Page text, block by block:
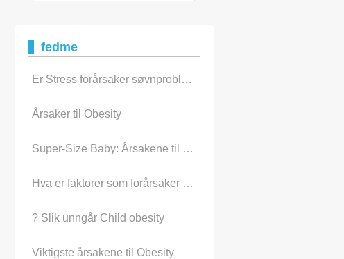
fedme
Er Stress forårsaker søvnproblemer?
Årsaker til Obesity
Super-Size Baby: Årsakene til Child Obesity
Hva er faktorer som forårsaker Child obesity?
? Slik unngår Child obesity
Viktigste årsakene til Obesity